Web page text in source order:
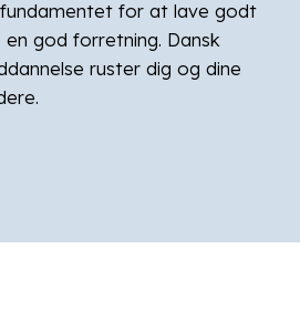
for at lave godt
god forretning. Dansk
ruster dig og dine